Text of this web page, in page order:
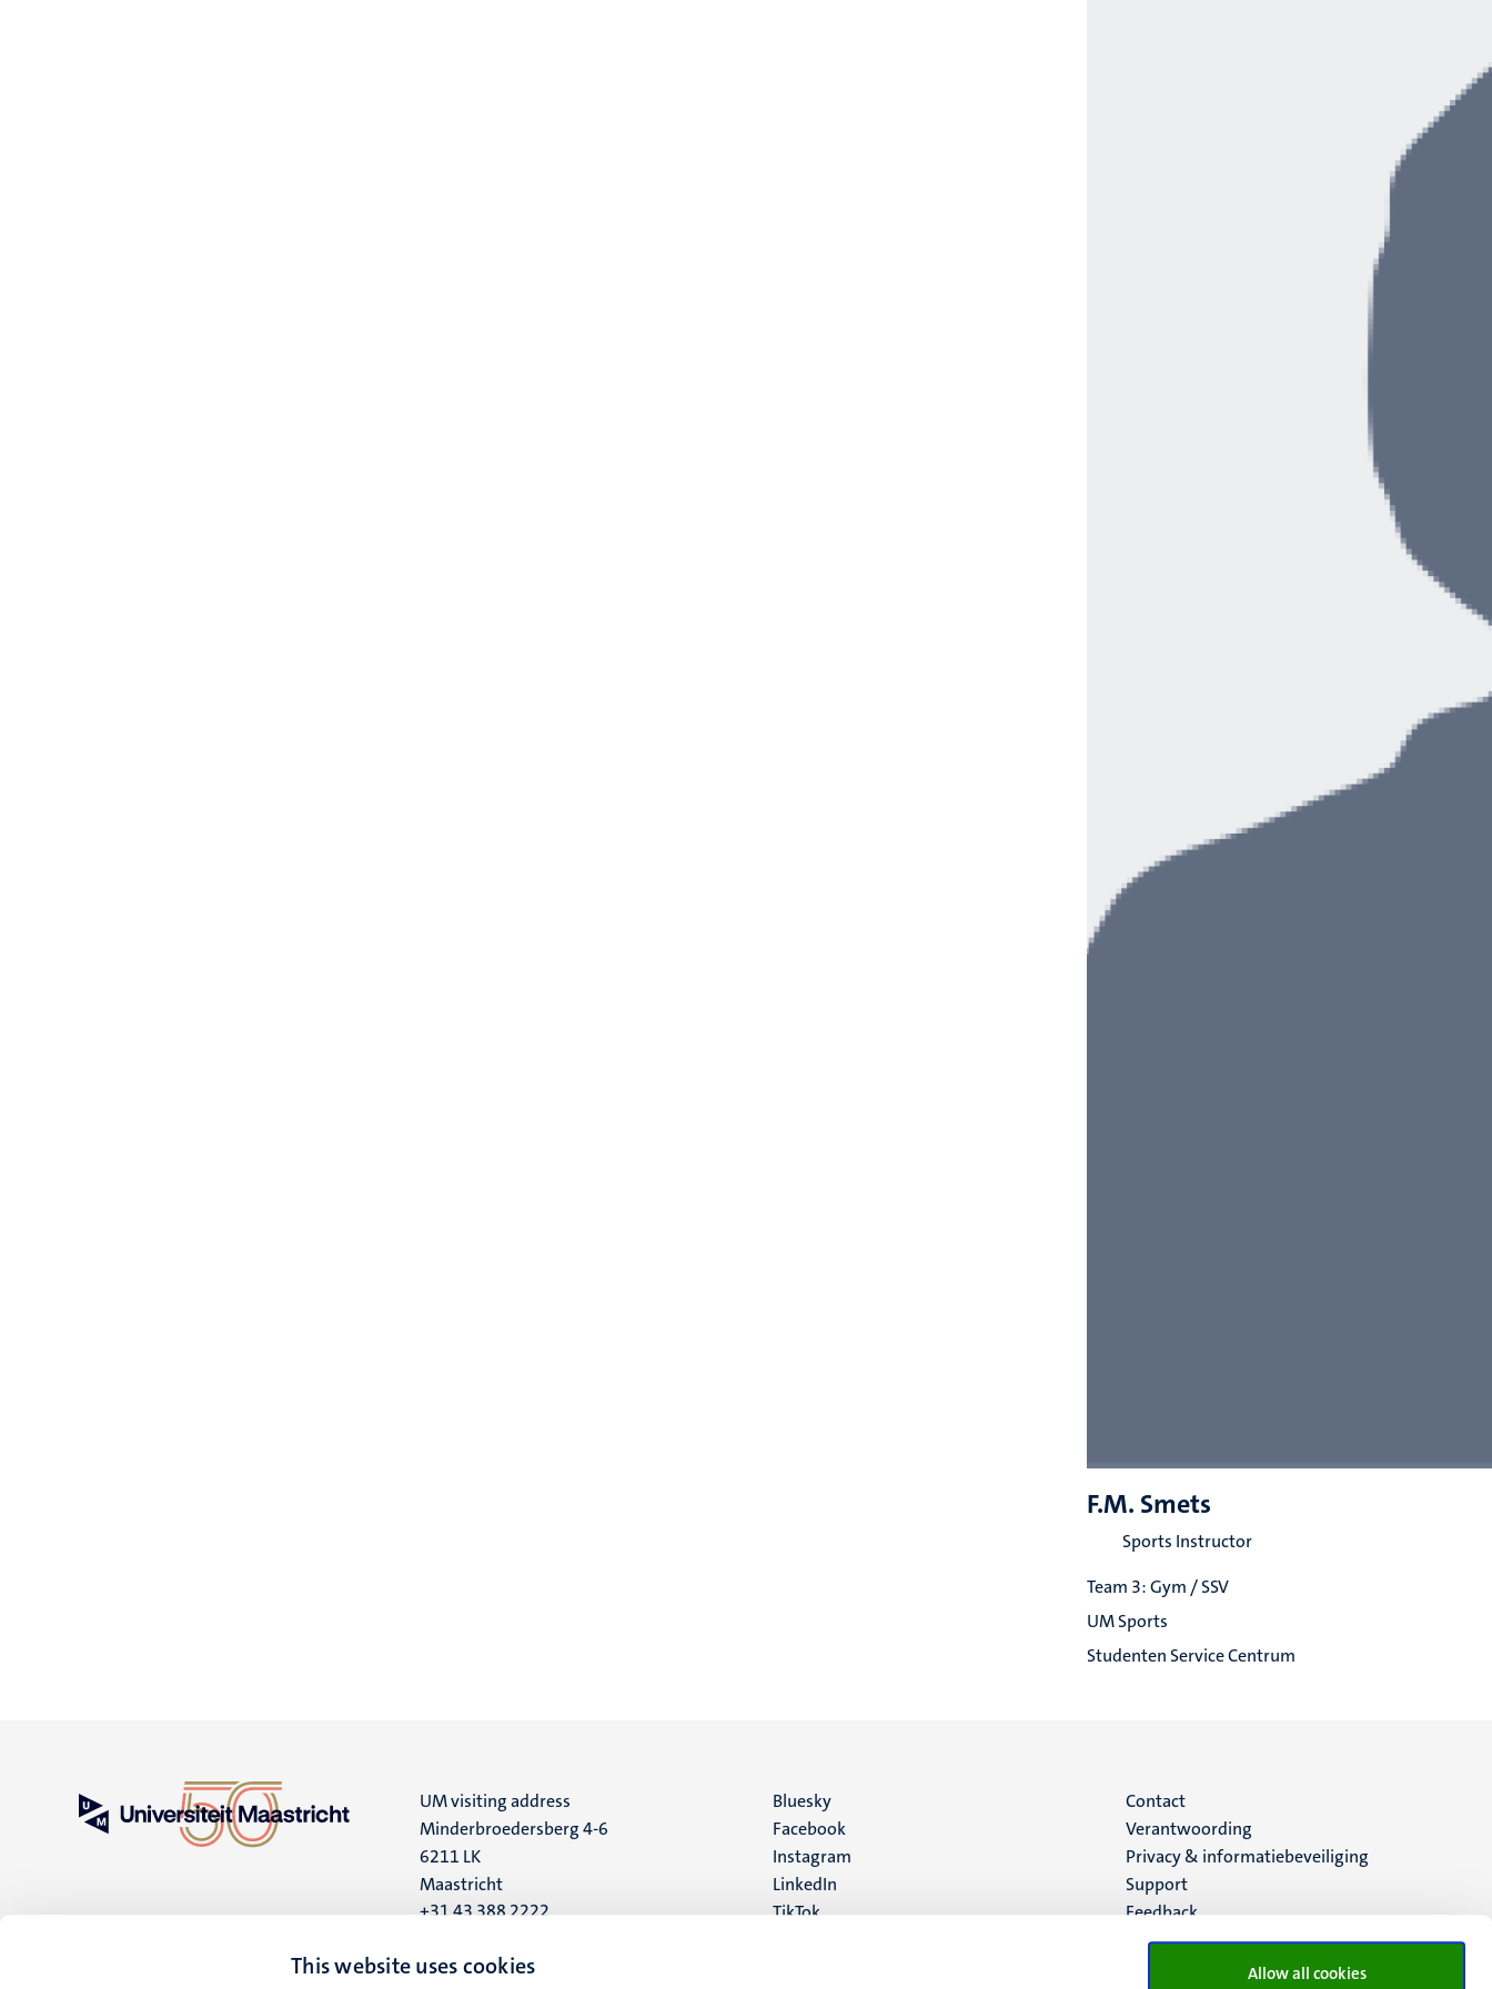
This website uses cookies Allow all cookies
F.M. Smets
Sports Instructor
Team 3: Gym / SSV
UM Sports
Studenten Service Centrum
UM visiting address
Minderbroedersberg 4-6
6211 LK
Maastricht
+31 43 388 2222
UM postal address
Social
media
Bluesky
Facebook
Instagram
LinkedIn
TikTok
Menu
footer
(NL)
Contact
Verantwoording
Privacy & informatiebeveiliging
Support
Feedback